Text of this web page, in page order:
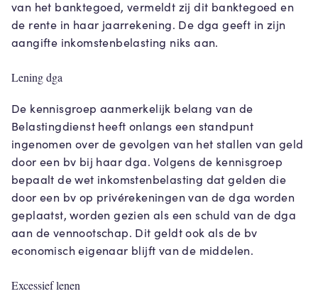
van het banktegoed, vermeldt zij dit banktegoed en
de rente in haar jaarrekening. De dga geeft in zijn
aangifte inkomstenbelasting niks aan.
Lening dga
De kennisgroep aanmerkelijk belang van de
Belastingdienst heeft onlangs een standpunt
ingenomen over de gevolgen van het stallen van geld
door een bv bij haar dga. Volgens de kennisgroep
bepaalt de wet inkomstenbelasting dat gelden die
door een bv op privérekeningen van de dga worden
geplaatst, worden gezien als een schuld van de dga
aan de vennootschap. Dit geldt ook als de bv
economisch eigenaar blijft van de middelen.
Excessief lenen